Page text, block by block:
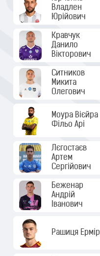
Владлен
Юрійович
Кравчук
Данило
Вікторович
Ситников
Микита
Олегович
Моура Вієйра
Фільо Арі
Лєгостаєв
Артем
Сергійович
Беженар
Андрій
Іванович
Рашиця Ермір